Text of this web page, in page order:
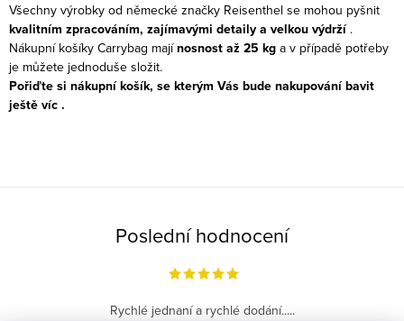
s
u
Všechny výrobky od německé značky Reisenthel se mohou pyšnit
kvalitním zpracováním, zajímavými detaily a velkou výdrží.
Nákupní košíky Carrybag majínosnost až 25 kg a v případě potřeby
je můžete jednoduše složit.
Pořiďte si nákupní košík, se kterým Vás bude nakupování bavit
ještě víc .
Poslední hodnocení
Rychlé jednaní a rychlé dodání.....